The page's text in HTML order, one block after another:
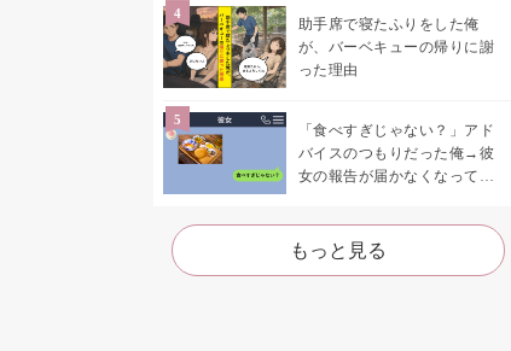
助手席で寝たふりをした俺
が、バーベキューの帰りに謝
った理由
「食べすぎじゃない？」アド
バイスのつもりだった俺→彼
女の報告が届かなくなって、
た
もっと見る